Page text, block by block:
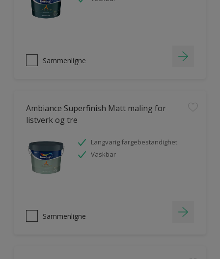
Sammenligne
Ambiance Superfinish Matt maling for
listverk og tre
Langvarig fargebestandighet
Vaskbar
Sammenligne